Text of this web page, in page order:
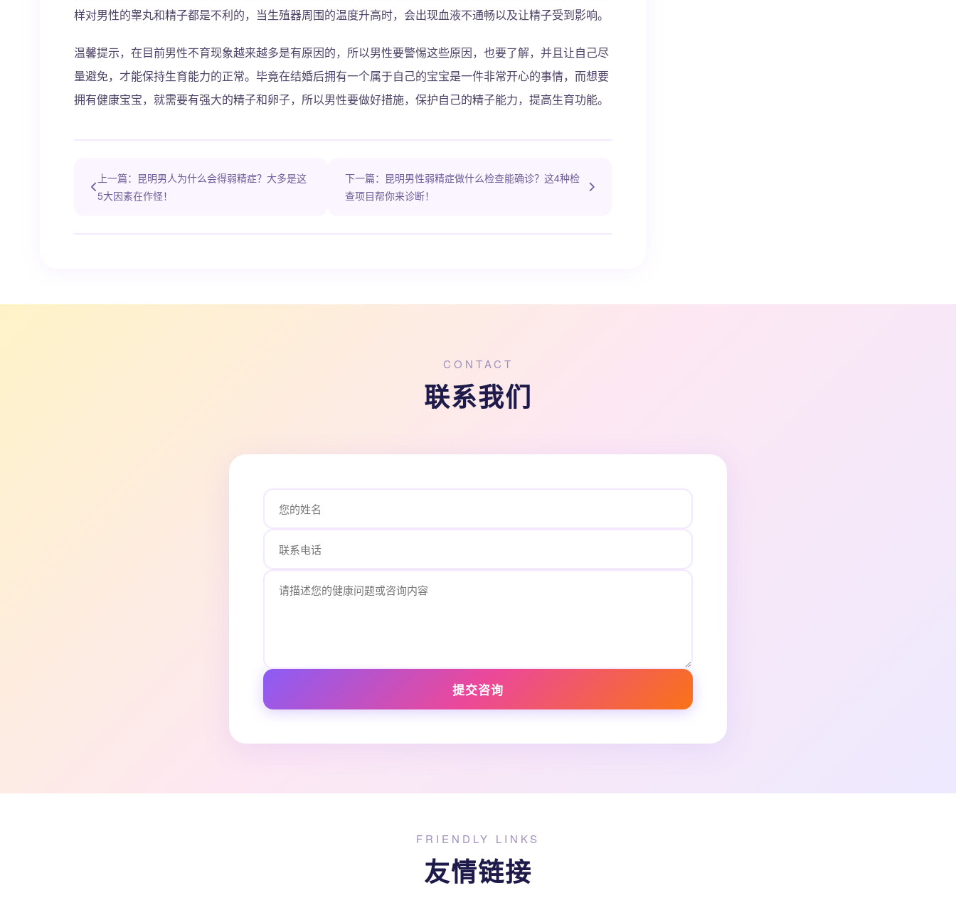
样对男性的睾丸和精子都是不利的，当生殖器周围的温度升高时，会出现血液不通畅以及让精子受到影响。
温馨提示，在目前男性不育现象越来越多是有原因的，所以男性要警惕这些原因，也要了解，并且让自己尽
量避免，才能保持生育能力的正常。毕竟在结婚后拥有一个属于自己的宝宝是一件非常开心的事情，而想要
拥有健康宝宝，就需要有强大的精子和卵子，所以男性要做好措施，保护自己的精子能力，提高生育功能。
上一篇：昆明男人为什么会得弱精症？大多是这
5大因素在作怪！
下一篇：昆明男性弱精症做什么检查能确诊？这4种检
查项目帮你来诊断！
CONTACT
联系我们
提交咨询
FRIENDLY LINKS
友情链接